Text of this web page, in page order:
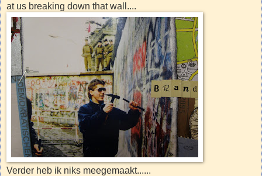
at us breaking down that wall....
Verder heb ik niks meegemaakt......